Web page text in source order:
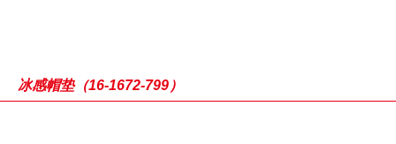
冰感帽垫（16-1672-799）